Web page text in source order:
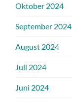
Oktober 2024
September 2024
August 2024
Juli 2024
Juni 2024